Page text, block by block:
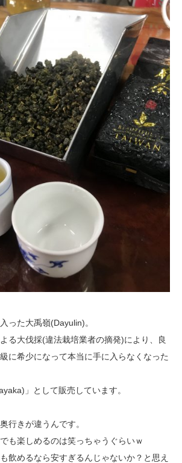
った大禹嶺(Dayulin)。
る大伐採(違法栽培業者の摘発)により、良
に希少になって本当に手に入らなくなった
」として販売しています。
行きが違うんです。
も楽しめるのは笑っちゃうぐらいｗ
飲めるなら安すぎるんじゃないか？と思え